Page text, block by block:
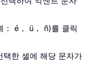
： é， ü， ñ)를 클릭
택한 셀에 해당 문자가